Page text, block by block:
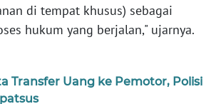
di tempat khusus) sebagai
hukum yang berjalan," ujarnya.
Transfer Uang ke Pemotor, Polisi